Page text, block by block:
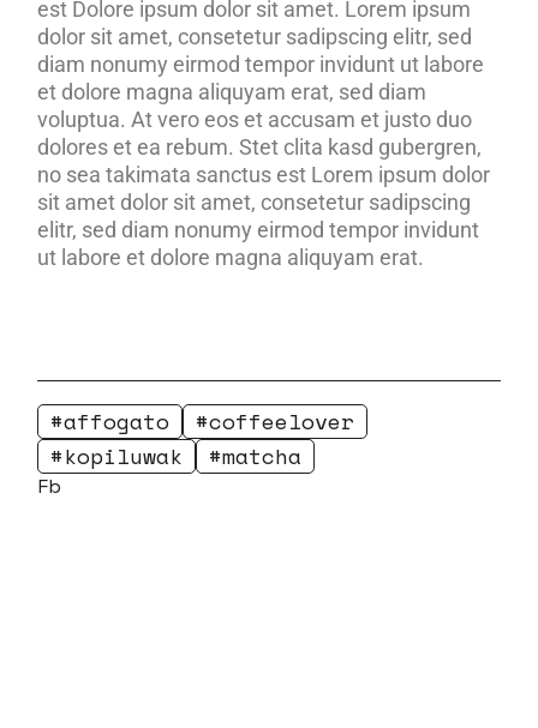
est Dolore ipsum dolor sit amet. Lorem ipsum
dolor sit amet, consetetur sadipscing elitr, sed
diam nonumy eirmod tempor invidunt ut labore
et dolore magna aliquyam erat, sed diam
voluptua. At vero eos et accusam et justo duo
dolores et ea rebum. Stet clita kasd gubergren,
no sea takimata sanctus est Lorem ipsum dolor
sit amet dolor sit amet, consetetur sadipscing
elitr, sed diam nonumy eirmod tempor invidunt
ut labore et dolore magna aliquyam erat.
affogato
coffeelover
kopiluwak
matcha
Fb